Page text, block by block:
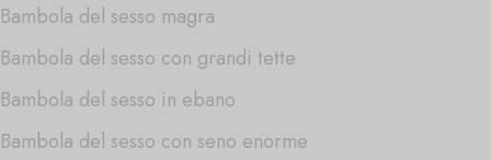
Bambola del sesso magra
Bambola del sesso con grandi tette
Bambola del sesso in ebano
Bambola del sesso con seno enorme